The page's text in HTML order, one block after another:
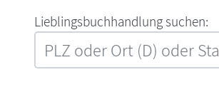
L‍i‍e‍b‍l‍i‍n‍g‍s‍b‍u‍c‍h‍h‍a‍n‍d‍l‍u‍n‍g‍ ‍s‍u‍c‍h‍e‍n‍:‍